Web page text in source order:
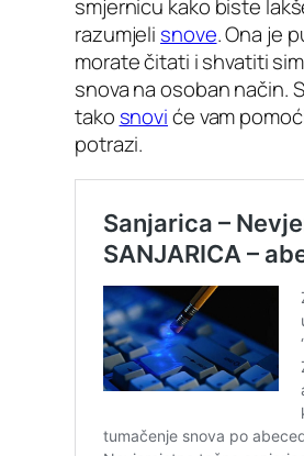
smjernicu kako biste
razumjeli snove. Ona je
morate čitati i shvatiti
snova na osoban način.
tako snoviće vam
potrazi.